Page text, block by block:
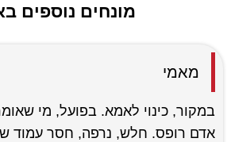
מונחים נוספים
מאמי
במקור, כינוי לאמא. בפועל, מי
אדם רופס. חלש, נרפה, חסר עמוד